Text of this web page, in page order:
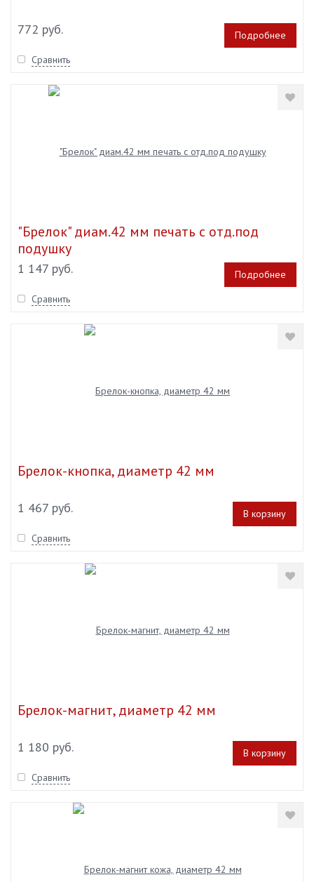
772 руб.
Подробнее
Сравнить
"Брелок" диам.42 мм печать с отд.под
подушку
1 147 руб.
Подробнее
Сравнить
Брелок-кнопка, диаметр 42 мм
1 467 руб.
В корзину
Сравнить
Брелок-магнит, диаметр 42 мм
1 180 руб.
В корзину
Сравнить